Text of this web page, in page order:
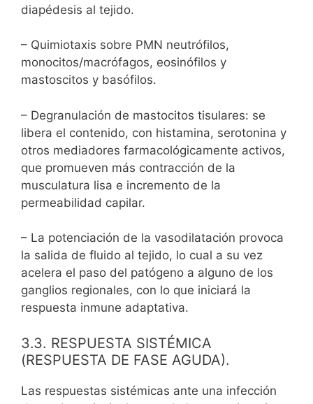
diapédesis al tejido.
– Quimiotaxis sobre PMN neutrófilos,
monocitos/macrófagos, eosinófilos y
mastoscitos y basófilos.
– Degranulación de mastocitos tisulares: se
libera el contenido, con histamina, serotonina y
otros mediadores farmacológicamente activos,
que promueven más contracción de la
musculatura lisa e incremento de la
permeabilidad capilar.
– La potenciación de la vasodilatación provoca
la salida de fluido al tejido, lo cual a su vez
acelera el paso del patógeno a alguno de los
ganglios regionales, con lo que iniciará la
respuesta inmune adaptativa.
3.3. RESPUESTA SISTÉMICA
(RESPUESTA DE FASE AGUDA).
Las respuestas sistémicas ante una infección